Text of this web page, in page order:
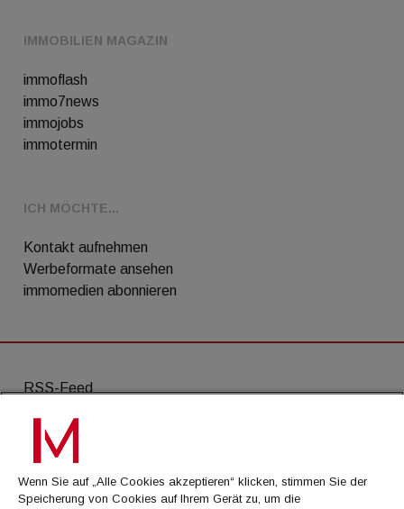
IMMOBILIEN MAGAZIN
immoflash
immo7news
immojobs
immotermin
ICH MÖCHTE...
Kontakt aufnehmen
Werbeformate ansehen
immomedien abonnieren
RSS-Feed
AGB
Datenschutz
Kontakt
Wenn Sie auf „Alle Cookies akzeptieren“ klicken, stimmen Sie der
Speicherung von Cookies auf Ihrem Gerät zu, um die